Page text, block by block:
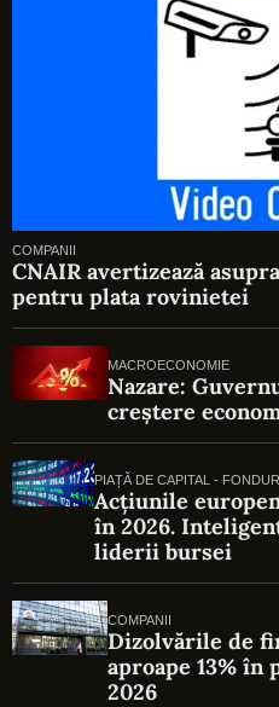
COMPANII
CNAIR avertizează
pentru plata rovinietei
MACROECONOMIE
Nazare:
creștere
PIAȚĂ DE CAPITAL -
Acțiunile
în 2026.
liderii bursei
COMPANII
Dizolvările de
aproape 13%
2026